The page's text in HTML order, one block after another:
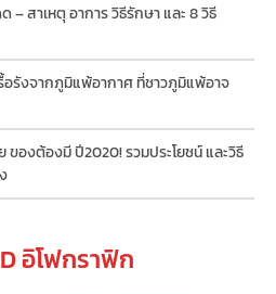
– สาเหตุ อาการ วิธีรักษา และ 8 วิธี
อรังจากภูมิแพ้อากาศ ที่ชาวภูมิแพ้อาจ
ของต้องมี ปี2020! รวมประโยชน์ และวิธี
อิโฟกราฟิก